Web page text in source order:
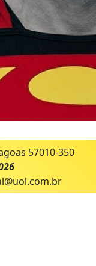
57010-350